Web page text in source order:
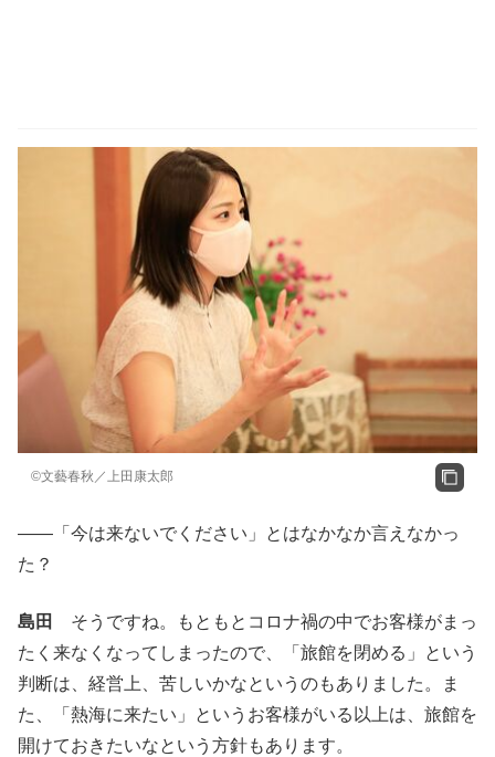
©文藝春秋／上田康太郎
――「今は来ないでください」とはなかなか言えなかっ
た？
島田
そうですね。もともとコロナ禍の中でお客様がまっ
たく来なくなってしまったので、「旅館を閉める」という
判断は、経営上、苦しいかなというのもありました。ま
た、「熱海に来たい」というお客様がいる以上は、旅館を
開けておきたいなという方針もあります。